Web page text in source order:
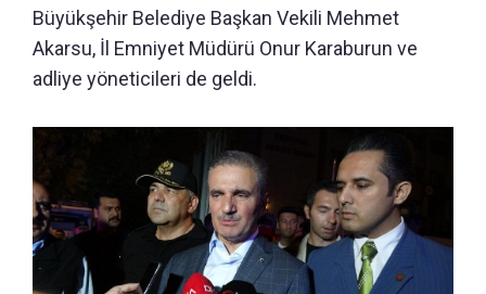
Büyükşehir Belediye Başkan Vekili Mehmet
Akarsu, İl Emniyet Müdürü Onur Karaburun ve
adliye yöneticileri de geldi.